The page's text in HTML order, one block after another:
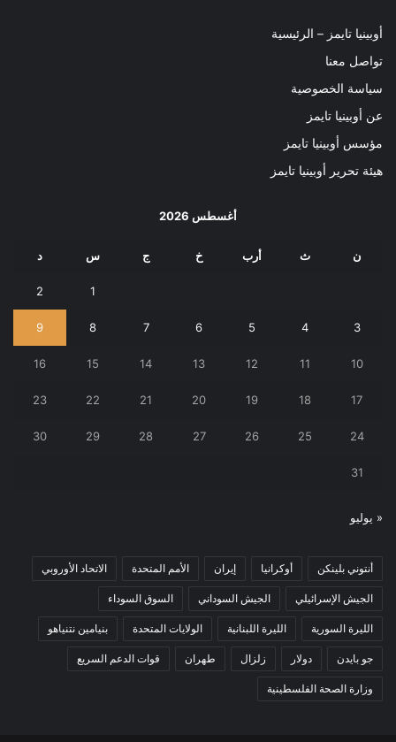
أوبينيا تايمز – الرئيسية
تواصل معنا
سياسة الخصوصية
عن أوبينيا تايمز
مؤسس أوبينيا تايمز
هيئة تحرير أوبينيا تايمز
أغسطس 2026
ن ث أرب خ ج س د
1
2
3
4
5
6
7
8
9
10
11
12
13
14
15
16
17
18
19
20
21
22
23
24
25
26
27
28
29
30
31
« يوليو
أنتوني بلينكن أوكرانيا إيران الأمم المتحدة الاتحاد الأوروبي
الجيش الإسرائيلي الجيش السوداني السوق السوداء
الليرة السورية الليرة اللبنانية الولايات المتحدة بنيامين نتنياهو
جو بايدن دولار زلزال طهران قوات الدعم السريع
وزارة الصحة الفلسطينية